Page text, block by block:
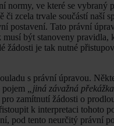
normy, ve které se vybraný
zcela trvale součástí naší
postavení. Tato právní
být stanoveny pravidla,
žádosti je tak nutné
s právní úpravou.
„jiná závažná
zamítnutí žádosti o
k interpretaci tohoto
pod tento neurčitý právní